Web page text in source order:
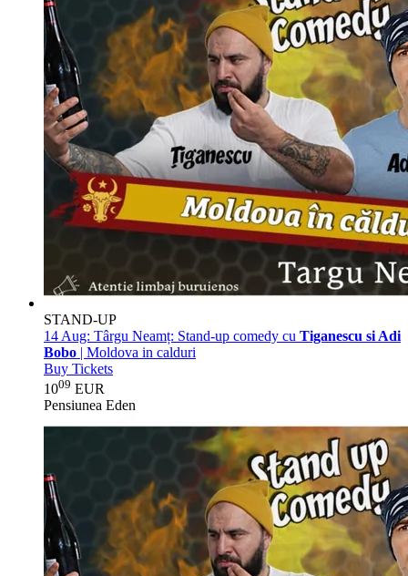
STAND-UP
14 Aug: Târgu Neamț: Stand-up comedy cu Tiganescu si Adi
Bobo | Moldova in calduri
Buy Tickets
1009 EUR
Pensiunea Eden